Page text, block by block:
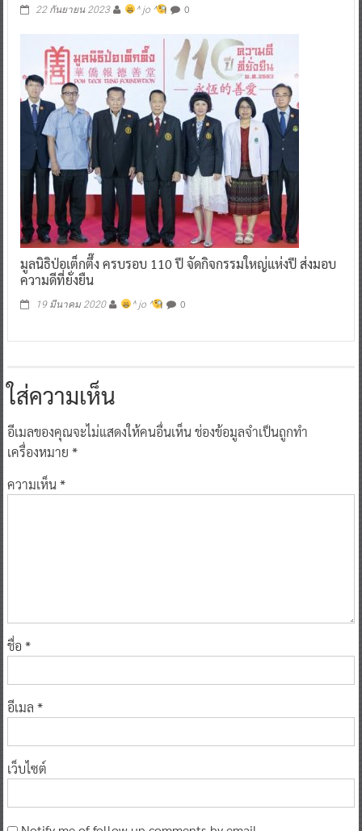
22 กันยายน 2023 ^ jo ^ 0
มูลนิธิป่อเต็กตึ๊ง ครบรอบ 110 ปี จัดกิจกรรมใหญ่แห่งปี ส่งมอบ
ความดีที่ยั่งยืน
19 มีนาคม 2020 ^ jo ^ 0
ใส่ความเห็น
อีเมลของคุณจะไม่แสดงให้คนอื่นเห็นช่องข้อมูลจำเป็นถูกทำ
เครื่องหมาย *
ความเห็น*
ชื่อ *
อีเมล *
เว็บไซต์